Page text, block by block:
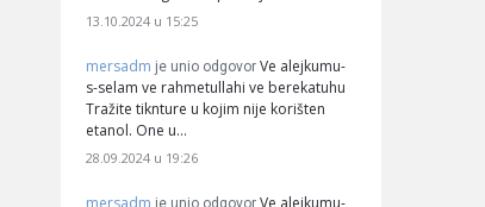
13.10.2024 u 15:25
mersadm je unio odgovor Ve alejkumu-
s-selam ve rahmetullahi ve berekatuhu
Tražite tiknture u kojim nije korišten
etanol. One u…
28.09.2024 u 19:26
mersadm je unio odgovor Ve alejkumu-